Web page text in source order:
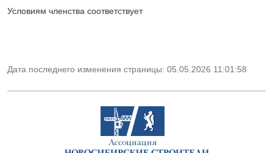
Условиям членства соответствует
Дата последнего изменения страницы: 05.05.2026 11:01:58